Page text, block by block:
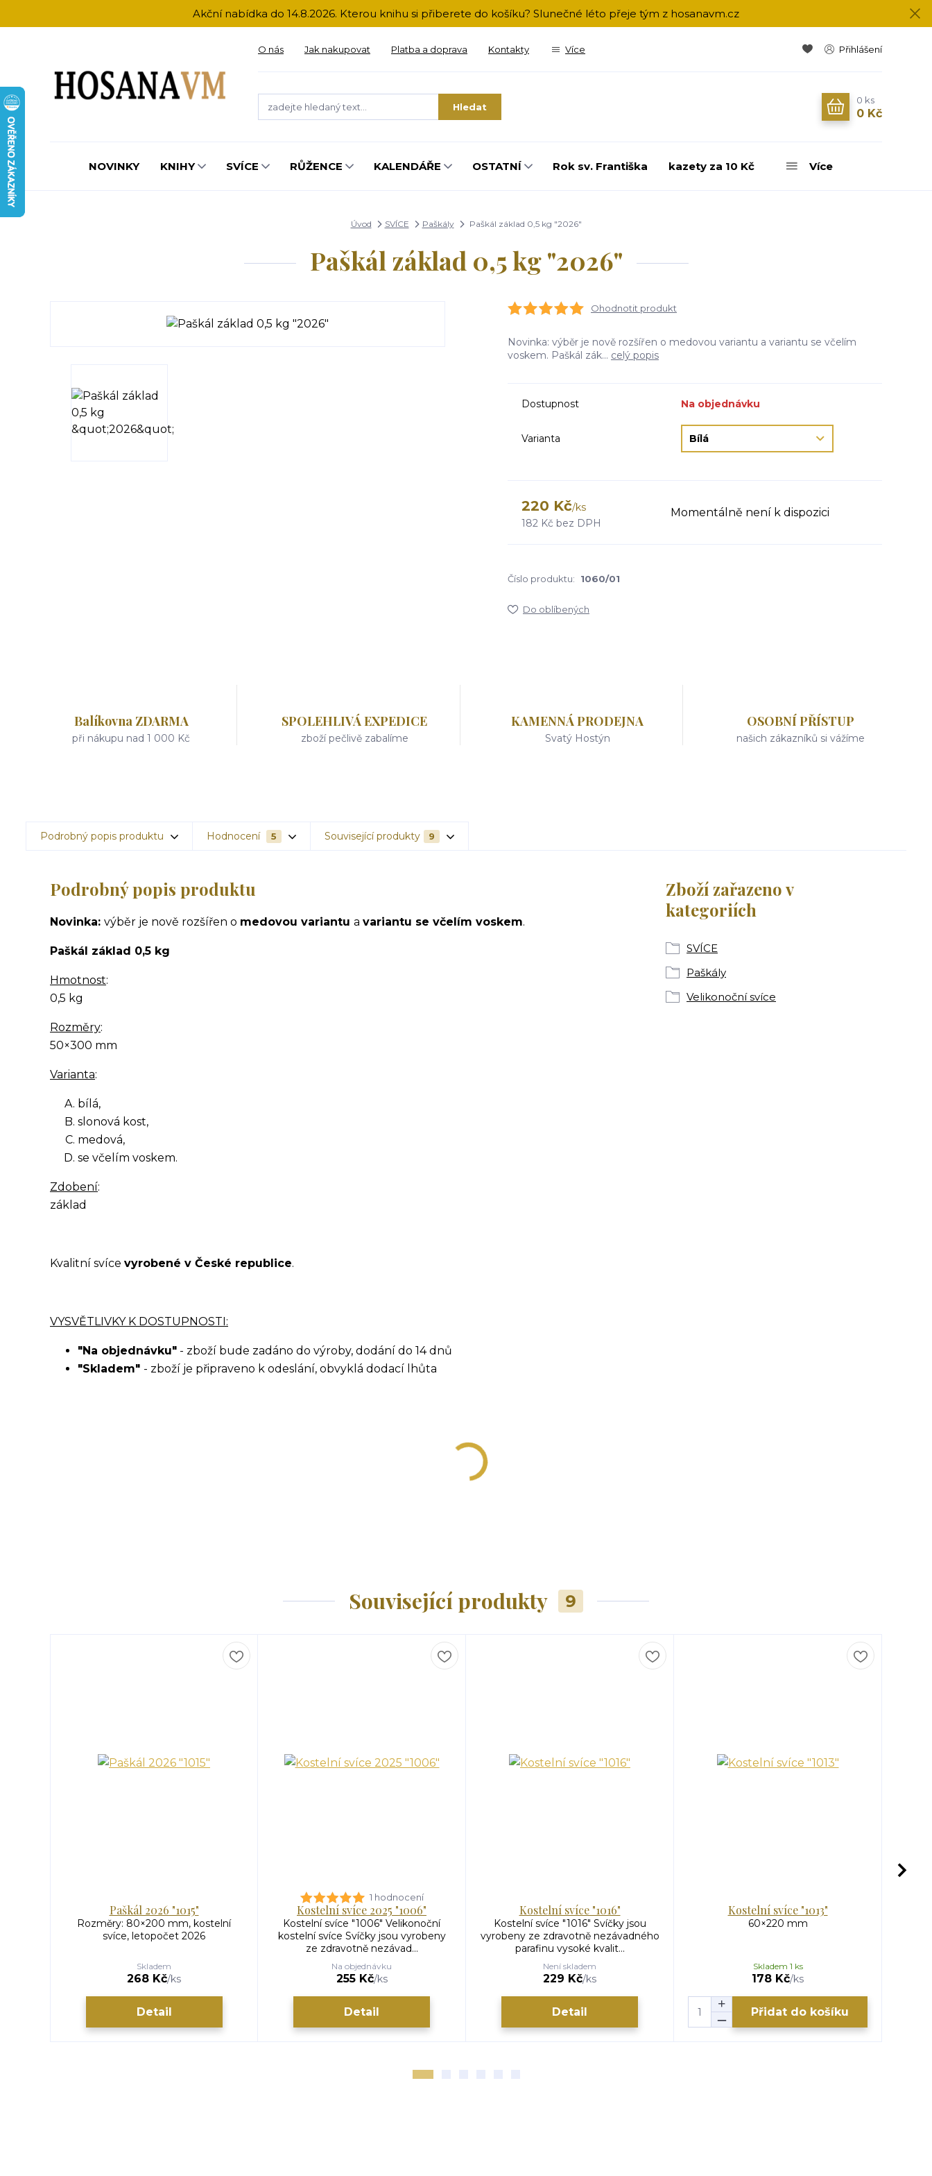
Akční nabídka do 14.8.2026. Kterou knihu si přiberete do košíku? Slunečné léto přeje tým z hosanavm.cz
O nás Jak nakupovat Platba a doprava Kontakty Více Přihlášení
Hledat
0 ks
0 Kč
NOVINKY KNIHY SVÍCE RŮŽENCE KALENDÁŘE OSTATNÍ Rok sv. Františka kazety za 10 Kč Více
Úvod SVÍCE Paškály Paškál základ 0,5 kg "2026"
Paškál základ 0,5 kg "2026"
Ohodnotit produkt
Novinka: výběr je nově rozšířen o medovou variantu a variantu se včelím
voskem. Paškál zák... celý popis
Dostupnost Na objednávku
Varianta
220 Kč/ks
182 Kč bez DPH
Momentálně není k dispozici
Číslo produktu: 1060/01
Do oblíbených
Balíkovna ZDARMA
při nákupu nad 1 000 Kč
SPOLEHLIVÁ EXPEDICE
zboží pečlivě zabalíme
KAMENNÁ PRODEJNA
Svatý Hostýn
OSOBNÍ PŘÍSTUP
našich zákazníků si vážíme
Podrobný popis produktu Hodnocení 5 Související produkty 9
Podrobný popis produktu
Novinka: výběr je nově rozšířen o medovou variantu a variantu se včelím voskem.
Paškál základ 0,5 kg
Hmotnost:
0,5 kg
Rozměry:
50×300 mm
Varianta:
bílá,
slonová kost,
medová,
se včelím voskem.
Zdobení:
základ
Kvalitní svíce vyrobené v České republice.
VYSVĚTLIVKY K DOSTUPNOSTI:
"Na objednávku" - zboží bude zadáno do výroby, dodání do 14 dnů
"Skladem" - zboží je připraveno k odeslání, obvyklá dodací lhůta
Zboží zařazeno v
kategoriích
SVÍCE
Paškály
Velikonoční svíce
Související produkty 9
Paškál 2026 "1015"
Rozměry: 80×200 mm, kostelní
svíce, letopočet 2026
268 Kč/ks
Skladem
Detail
1 hodnocení
Kostelní svíce 2025 "1006"
Kostelní svíce "1006" Velikonoční
kostelní svíce Svíčky jsou vyrobeny
ze zdravotně nezávad...
255 Kč/ks
Na objednávku
Detail
Kostelní svíce "1016"
Kostelní svíce "1016" Svíčky jsou
vyrobeny ze zdravotně nezávadného
parafinu vysoké kvalit...
229 Kč/ks
Není skladem
Detail
Kostelní svíce "1013"
60×220 mm
178 Kč/ks
Skladem 1 ks
Přidat do košíku